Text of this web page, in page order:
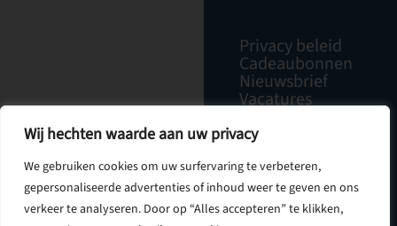
Wij hechten waarde aan uw privacy
We gebruiken cookies om uw surfervaring te verbeteren,
gepersonaliseerde advertenties of inhoud weer te geven en ons
verkeer te analyseren. Door op “Alles accepteren” te klikken,
Privacy beleid
Cadeaubonnen
Nieuwsbrief
Vacatures
Contact